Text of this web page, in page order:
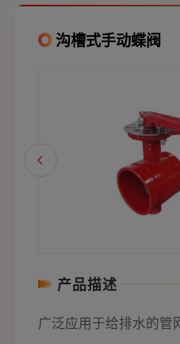
沟槽式手动蝶阀
产品描述
广泛应用于给排水的管